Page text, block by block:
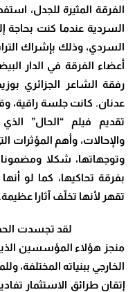
الفرقة المثيرة للجدل،
السردية عندما كنت بحاجة
السردي، وذلك بإشراك
أعضاء الفرقة في الدار
رفقة الشاعر الجزائري
تقديم فيلم “الحال”
والإحالات، وأهم المؤثرات
وتوجهاتها، شكلا
بفرقة تحاكيها، كما لو
تقهر لأنها تخلّف آثارا عظيمة.
لقد تجسدت
منجز هؤلاء المؤسسين
الخارجي ببنياته المختلفة،
إتقان طرائق الاستثمار